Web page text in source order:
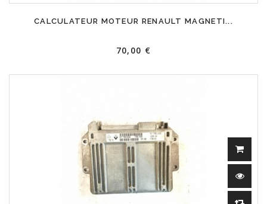
CALCULATEUR MOTEUR RENAULT MAGNETI...
70,00 €